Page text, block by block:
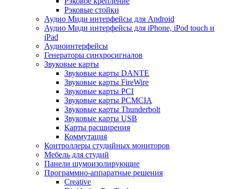
Рэковые стойки
Аудио Миди интерфейсы для Android
Аудио Миди интерфейсы для iPhone, iPod touch и
iPad
Аудиоинтерфейсы
Генераторы синхросигналов
Звуковые карты
Звуковые карты DANTE
Звуковые карты FireWire
Звуковые карты PCI
Звуковые карты PCMCIA
Звуковые карты Thunderbolt
Звуковые карты USB
Карты расширения
Коммутация
Контроллеры студийных мониторов
Мебель для студий
Панели шумоизолирующие
Программно-аппаратные решения
Creative